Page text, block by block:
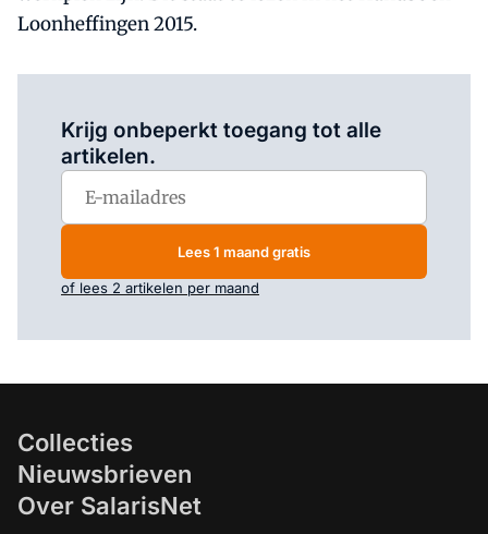
Loonheffingen 2015.
Krijg onbeperkt toegang tot alle
artikelen.
Lees 1 maand gratis
of lees 2 artikelen per maand
Collecties
Nieuwsbrieven
Over SalarisNet